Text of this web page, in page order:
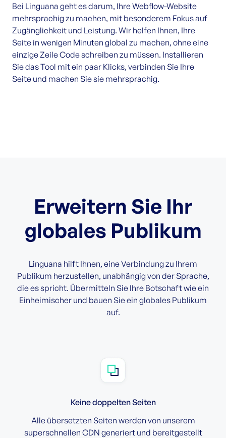
Bei Linguana geht es darum, Ihre Webflow-Website
mehrsprachig zu machen, mit besonderem Fokus auf
Zugänglichkeit und Leistung. Wir helfen Ihnen, Ihre
Seite in wenigen Minuten global zu machen, ohne eine
einzige Zeile Code schreiben zu müssen. Installieren
Sie das Tool mit ein paar Klicks, verbinden Sie Ihre
Seite und machen Sie sie mehrsprachig.
Erweitern Sie Ihr
globales Publikum
Linguana hilft Ihnen, eine Verbindung zu Ihrem
Publikum herzustellen, unabhängig von der Sprache,
die es spricht. Übermitteln Sie Ihre Botschaft wie ein
Einheimischer und bauen Sie ein globales Publikum
auf.
Keine doppelten Seiten
Alle übersetzten Seiten werden von unserem
superschnellen CDN generiert und bereitgestellt